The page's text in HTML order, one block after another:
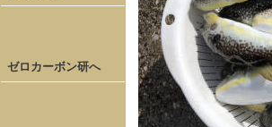
ゼロカーボン研へ